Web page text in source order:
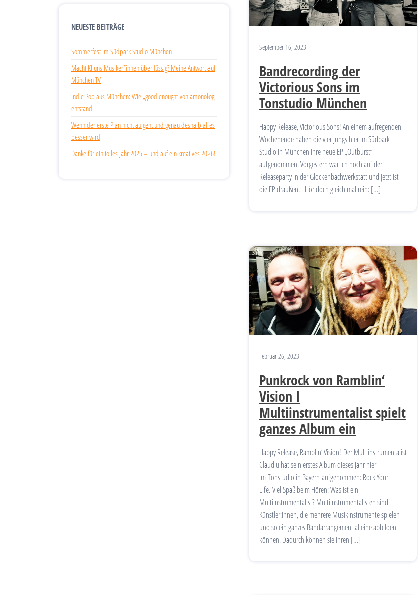
September 16, 2023
Bandrecording der
Victorious Sons im
Tonstudio München
Happy Release, Victorious Sons! An einem aufregenden
Wochenende haben die vier Jungs hier im Südpark
Studio in München ihre neue EP „Outburst“
aufgenommen. Vorgestern war ich noch auf der
Releaseparty in der Glockenbachwerkstatt und jetzt ist
die EP draußen. Hör doch gleich mal rein: […]
Februar 26, 2023
Punkrock von Ramblin‘
Vision I
Multiinstrumentalist spielt
ganzes Album ein
Happy Release, Ramblin‘ Vision! Der Multiinstrumentalist
Claudiu hat sein erstes Album dieses Jahr hier
im Tonstudio in Bayern aufgenommen: Rock Your
Life. Viel Spaß beim Hören: Was ist ein
Multiinstrumentalist? Multiinstrumentalisten sind
Künstler:innen, die mehrere Musikinstrumente spielen
und so ein ganzes Bandarrangement alleine abbilden
können. Dadurch können sie ihren […]
NEUESTE BEITRÄGE
Sommerfest im Südpark Studio München
Macht KI uns Musiker*innen überflüssig? Meine Antwort auf
München TV
Indie Pop aus München: Wie „good enough“ von amonolog
entstand
Wenn der erste Plan nicht aufgeht und genau deshalb alles
besser wird
Danke für ein tolles Jahr 2025 – und auf ein kreatives 2026!